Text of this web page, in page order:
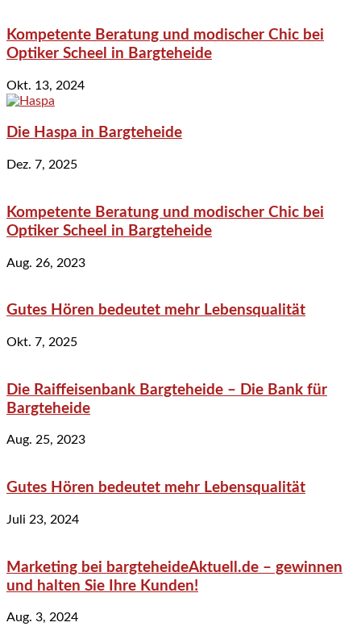
Kompetente Beratung und modischer Chic bei
Optiker Scheel in Bargteheide
Okt. 13, 2024
Die Haspa in Bargteheide
Dez. 7, 2025
Kompetente Beratung und modischer Chic bei
Optiker Scheel in Bargteheide
Aug. 26, 2023
Gutes Hören bedeutet mehr Lebensqualität
Okt. 7, 2025
Die Raiffeisenbank Bargteheide – Die Bank für
Bargteheide
Aug. 25, 2023
Gutes Hören bedeutet mehr Lebensqualität
Juli 23, 2024
Marketing bei bargteheideAktuell.de – gewinnen
und halten Sie Ihre Kunden!
Aug. 3, 2024